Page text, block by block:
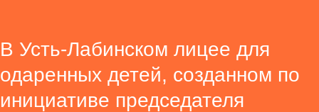
В Усть-Лабинском лицее для
одаренных детей, созданном по
инициативе председателя